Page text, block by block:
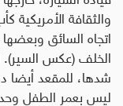
والثقافة
اتجاه السائق
الخلف (عكس السير).
شدها، للمقعد أيضا
ليس بعمر الطفل